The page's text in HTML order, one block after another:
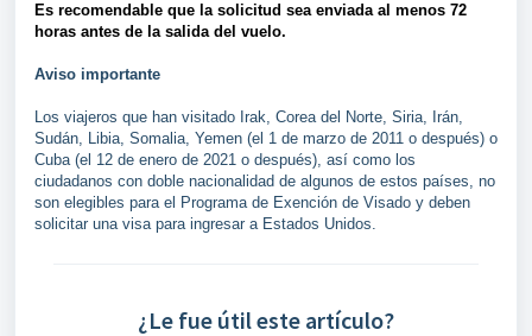
Es recomendable que la solicitud sea enviada al menos 72
horas antes de la salida del vuelo.
Aviso importante
Los viajeros que han visitado Irak, Corea del Norte, Siria, Irán,
Sudán, Libia, Somalia, Yemen (el 1 de marzo de 2011 o después) o
Cuba (el 12 de enero de 2021 o después), así como los
ciudadanos con doble nacionalidad de algunos de estos países, no
son elegibles para el Programa de Exención de Visado y deben
solicitar una visa para ingresar a Estados Unidos.
¿Le fue útil este artículo?